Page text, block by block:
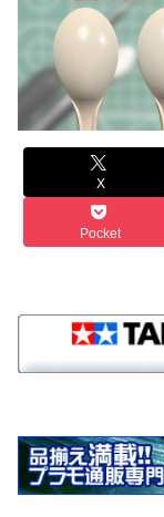
X
Pocket